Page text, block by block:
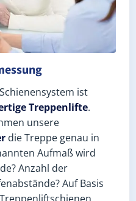
ist
Treppenlifte.
unsere
die Treppe genau in
Aufmaß wird
Anzahl der
Auf Basis